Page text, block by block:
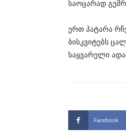
საოცარად
ერთ პატარა
ბისკვიტებს
საყვარელი
Facebook